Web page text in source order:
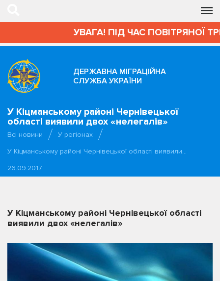
УВАГА! ПІД ЧАС ПОВІТРЯНОЇ
ДЕРЖАВНА МІГРАЦІЙНА
СЛУЖБА УКРАЇНИ
У Кіцманському районі Чернівецької
області виявили двох «нелегалів»
Всі новини
У регіонах
У Кіцманському районі Чернівецької області виявили…
26.09.2017
У Кіцманському районі Чернівецької області
виявили двох «нелегалів»